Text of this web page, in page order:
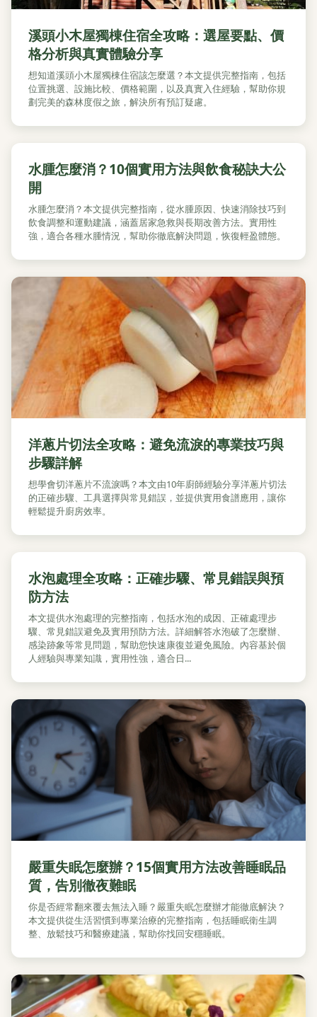
溪頭小木屋獨棟住宿全攻略：選屋要點、價
格分析與真實體驗分享
想知道溪頭小木屋獨棟住宿該怎麼選？本文提供完整指南，包括
位置挑選、設施比較、價格範圍，以及真實入住經驗，幫助你規
劃完美的森林度假之旅，解決所有預訂疑慮。
水腫怎麼消？10個實用方法與飲食秘訣大公
開
水腫怎麼消？本文提供完整指南，從水腫原因、快速消除技巧到
飲食調整和運動建議，涵蓋居家急救與長期改善方法。實用性
強，適合各種水腫情況，幫助你徹底解決問題，恢復輕盈體態。
洋蔥片切法全攻略：避免流淚的專業技巧與
步驟詳解
想學會切洋蔥片不流淚嗎？本文由10年廚師經驗分享洋蔥片切法
的正確步驟、工具選擇與常見錯誤，並提供實用食譜應用，讓你
輕鬆提升廚房效率。
水泡處理全攻略：正確步驟、常見錯誤與預
防方法
本文提供水泡處理的完整指南，包括水泡的成因、正確處理步
驟、常見錯誤避免及實用預防方法。詳細解答水泡破了怎麼辦、
感染跡象等常見問題，幫助您快速康復並避免風險。內容基於個
人經驗與專業知識，實用性強，適合日...
嚴重失眠怎麼辦？15個實用方法改善睡眠品
質，告別徹夜難眠
你是否經常翻來覆去無法入睡？嚴重失眠怎麼辦才能徹底解決？
本文提供從生活習慣到專業治療的完整指南，包括睡眠衛生調
整、放鬆技巧和醫療建議，幫助你找回安穩睡眠。